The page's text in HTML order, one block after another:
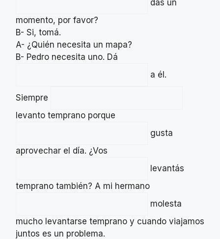
das un
momento, por favor?
B- Si, tomá.
A- ¿Quién necesita un mapa?
B- Pedro necesita uno. Dá
a él.
Siempre
levanto temprano porque
gusta
aprovechar el día. ¿Vos
levantás
temprano también? A mi hermano
molesta
mucho levantarse temprano y cuando viajamos
juntos es un problema.